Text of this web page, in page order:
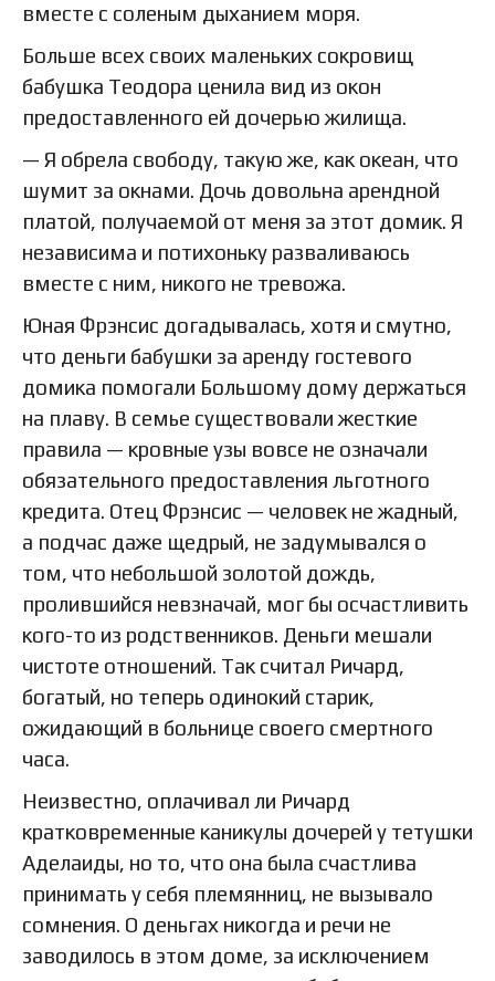
вместе с соленым дыханием моря.
Больше всех своих маленьких сокровищ
бабушка Теодора ценила вид из окон
предоставленного ей дочерью жилища.
— Я обрела свободу, такую же, как океан, что
шумит за окнами. Дочь довольна арендной
платой, получаемой от меня за этот домик. Я
независима и потихоньку разваливаюсь
вместе с ним, никого не тревожа.
Юная Фрэнсис догадывалась, хотя и смутно,
что деньги бабушки за аренду гостевого
домика помогали Большому дому держаться
на плаву. В семье существовали жесткие
правила — кровные узы вовсе не означали
обязательного предоставления льготного
кредита. Отец Фрэнсис — человек не жадный,
а подчас даже щедрый, не задумывался о
том, что небольшой золотой дождь,
пролившийся невзначай, мог бы осчастливить
кого-то из родственников. Деньги мешали
чистоте отношений. Так считал Ричард,
богатый, но теперь одинокий старик,
ожидающий в больнице своего смертного
часа.
Неизвестно, оплачивал ли Ричард
кратковременные каникулы дочерей у тетушки
Аделаиды, но то, что она была счастлива
принимать у себя племянниц, не вызывало
сомнения. О деньгах никогда и речи не
заводилось в этом доме, за исключением